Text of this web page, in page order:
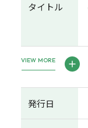
タイトル
VIEW MORE
発行日